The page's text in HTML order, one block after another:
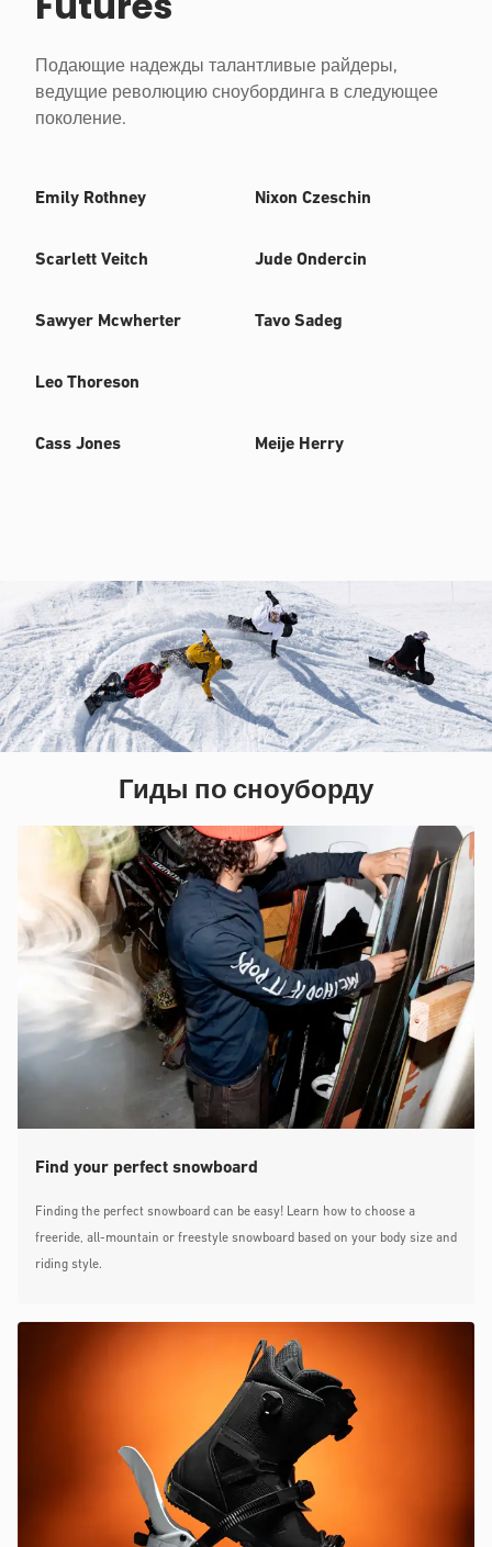
Подающие надежды талантливые райдеры,
ведущие революцию сноубординга в следующее
поколение.
Emily Rothney
Scarlett Veitch
Nixon Czeschin
Jude Ondercin
Sawyer Mcwherter
Leo Thoreson
Tavo Sadeg
Cass Jones Meije Herry
Гиды по сноуборду
Find your perfect snowboard
Finding the perfect snowboard can be easy! Learn how to choose a
freeride, all-mountain or freestyle snowboard based on your body size and
riding style.